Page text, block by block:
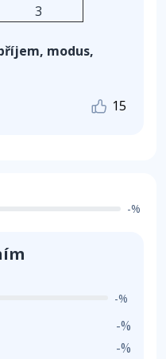
3
modus,
15
-%
-%
-%
-%